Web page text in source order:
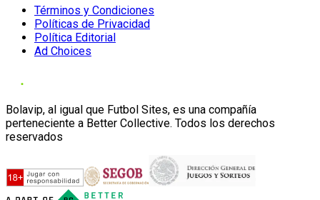
Términos y Condiciones
Políticas de Privacidad
Política Editorial
Ad Choices
Bolavip, al igual que Futbol Sites, es una compañía
perteneciente a Better Collective. Todos los derechos
reservados